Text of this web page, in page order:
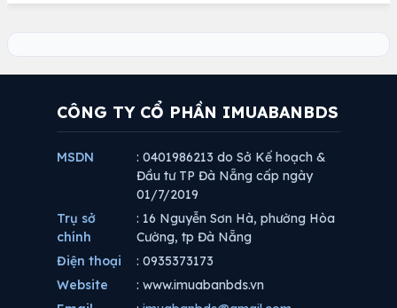
CÔNG TY CỔ PHẦN IMUABANBDS
MSDN
: 0401986213 do Sở Kế hoạch &
Đầu tư TP Đà Nẵng cấp ngày
01/7/2019
Trụ sở
chính
: 16 Nguyễn Sơn Hà, phường Hòa
Cường, tp Đà Nẵng
Điện thoại
: 0935373173
Website
: www.imuabanbds.vn